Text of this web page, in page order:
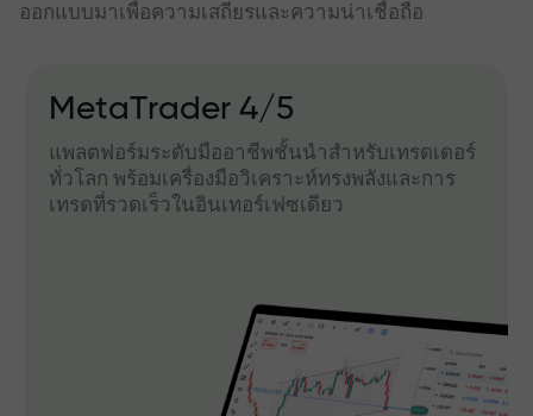
ออกแบบมาเพื่อความเสถียรและความน่าเชื่อถือ
MetaTrader 4/5
แพลตฟอร์มระดับมืออาชีพชั้นนำสำหรับเทรดเดอร์
ทั่วโลก พร้อมเครื่องมือวิเคราะห์ทรงพลังและการ
เทรดที่รวดเร็วในอินเทอร์เฟซเดียว